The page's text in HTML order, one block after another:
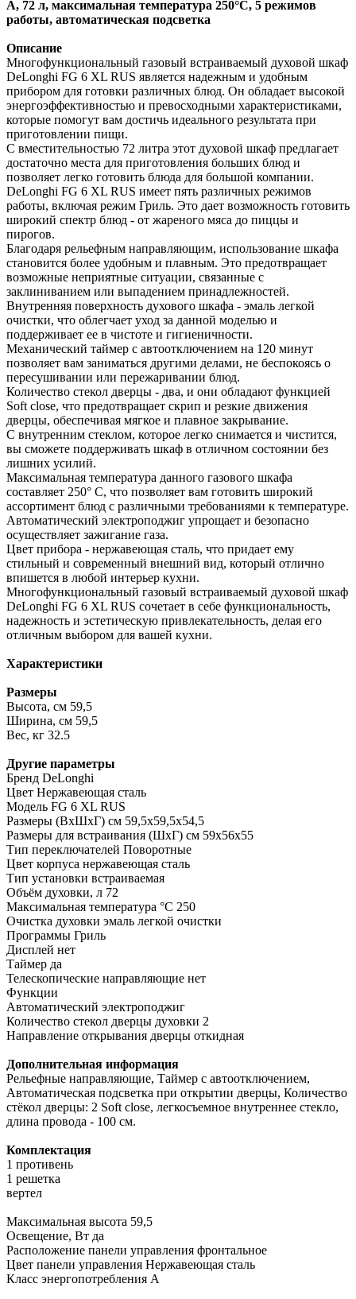
А, 72 л, максимальная температура 250°С, 5 режимов
работы, автоматическая подсветка
Описание
Многофункциональный газовый встраиваемый духовой шкаф
DeLonghi FG 6 XL RUS является надежным и удобным
прибором для готовки различных блюд. Он обладает высокой
энергоэффективностью и превосходными характеристиками,
которые помогут вам достичь идеального результата при
приготовлении пищи.
С вместительностью 72 литра этот духовой шкаф предлагает
достаточно места для приготовления больших блюд и
позволяет легко готовить блюда для большой компании.
DeLonghi FG 6 XL RUS имеет пять различных режимов
работы, включая режим Гриль. Это дает возможность готовить
широкий спектр блюд - от жареного мяса до пиццы и
пирогов.
Благодаря рельефным направляющим, использование шкафа
становится более удобным и плавным. Это предотвращает
возможные неприятные ситуации, связанные с
заклиниванием или выпадением принадлежностей.
Внутренняя поверхность духового шкафа - эмаль легкой
очистки, что облегчает уход за данной моделью и
поддерживает ее в чистоте и гигиеничности.
Механический таймер с автоотключением на 120 минут
позволяет вам заниматься другими делами, не беспокоясь о
пересушивании или пережаривании блюд.
Количество стекол дверцы - два, и они обладают функцией
Soft close, что предотвращает скрип и резкие движения
дверцы, обеспечивая мягкое и плавное закрывание.
С внутренним стеклом, которое легко снимается и чистится,
вы сможете поддерживать шкаф в отличном состоянии без
лишних усилий.
Максимальная температура данного газового шкафа
составляет 250° С, что позволяет вам готовить широкий
ассортимент блюд с различными требованиями к температуре.
Автоматический электроподжиг упрощает и безопасно
осуществляет зажигание газа.
Цвет прибора - нержавеющая сталь, что придает ему
стильный и современный внешний вид, который отлично
впишется в любой интерьер кухни.
Многофункциональный газовый встраиваемый духовой шкаф
DeLonghi FG 6 XL RUS сочетает в себе функциональность,
надежность и эстетическую привлекательность, делая его
отличным выбором для вашей кухни.
Характеристики
Размеры
Высота, см 59,5
Ширина, см 59,5
Вес, кг 32.5
Другие параметры
Бренд DeLonghi
Цвет Нержавеющая сталь
Модель FG 6 XL RUS
Размеры (ВхШхГ) см 59,5x59,5x54,5
Размеры для встраивания (ШхГ) см 59x56x55
Тип переключателей Поворотные
Цвет корпуса нержавеющая сталь
Тип установки встраиваемая
Объём духовки, л 72
Максимальная температура °C 250
Очистка духовки эмаль легкой очистки
Программы Гриль
Дисплей нет
Таймер да
Телескопические направляющие нет
Функции
Автоматический электроподжиг
Количество стекол дверцы духовки 2
Направление открывания дверцы откидная
Дополнительная информация
Рельефные направляющие, Таймер с автоотключением,
Автоматическая подсветка при открытии дверцы, Количество
стёкол дверцы: 2 Soft close, легкосъемное внутреннее стекло,
длина провода - 100 см.
Комплектация
1 противень
1 решетка
вертел
Максимальная высота 59,5
Освещение, Вт да
Расположение панели управления фронтальное
Цвет панели управления Нержавеющая сталь
Класс энергопотребления А